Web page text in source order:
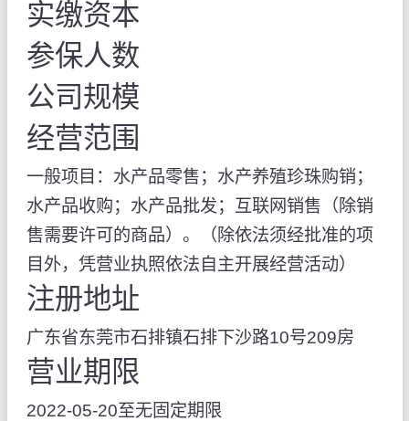
实缴资本
参保人数
公司规模
经营范围
一般项目：水产品零售；水产养殖珍珠购销；
水产品收购；水产品批发；互联网销售（除销
售需要许可的商品）。（除依法须经批准的项
目外，凭营业执照依法自主开展经营活动）
注册地址
广东省东莞市石排镇石排下沙路10号209房
营业期限
2022-05-20至无固定期限